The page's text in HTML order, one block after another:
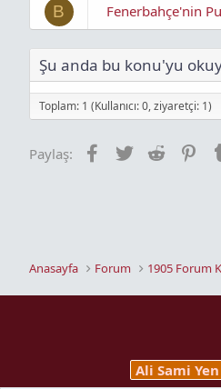
B Fenerbahçe'nin
Şu anda bu konu'yu
Toplam: 1 (Kullanıcı: 0, ziyaretçi: 1)
Paylaş: Facebook
Twitter Reddit
Anasayfa Forum 1905 Forum
Ali Sami Yen